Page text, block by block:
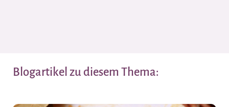
Blogartikel zu diesem Thema: